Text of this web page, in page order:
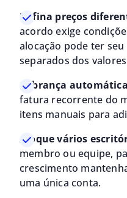
Defina preços
acordo exige
alocação pode ter
separados dos
Cobrança automática
fatura recorrente do
itens manuais para
Aloque vários
membro ou equipe,
crescimento
uma única conta.